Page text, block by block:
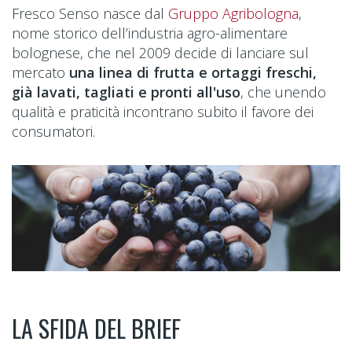
Fresco Senso nasce dal Gruppo Agribologna,
nome storico dell’industria agro-alimentare
bolognese, che nel 2009 decide di lanciare sul
mercato una linea di frutta e ortaggi freschi,
già lavati, tagliati e pronti all'uso, che unendo
qualità e praticità incontrano subito il favore dei
consumatori.
LA SFIDA DEL BRIEF